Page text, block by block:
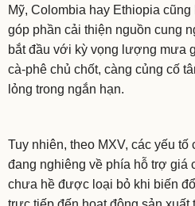
Mỹ, Colombia hay Ethiopia
góp phần cải thiện nguồn cung
bắt đầu với kỳ vọng lượng mưa
cà-phê chủ chốt, càng củng cố
lỏng trong ngắn hạn.
Tuy nhiên, theo MXV, các yếu
đang nghiêng về phía hỗ trợ giá
chưa hề được loại bỏ khi biến